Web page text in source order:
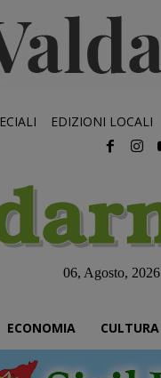
EDIZIONI LOCALI
06, Agosto, 2026
ECONOMIA CULTURA